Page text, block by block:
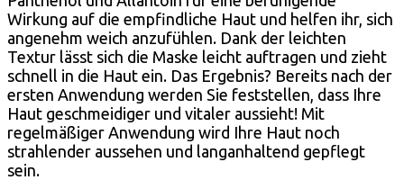
Wirkung auf die empfindliche Haut und helfen ihr, sich
angenehm weich anzufühlen. Dank der leichten
Textur lässt sich die Maske leicht auftragen und zieht
schnell in die Haut ein. Das Ergebnis? Bereits nach der
ersten Anwendung werden Sie feststellen, dass Ihre
Haut geschmeidiger und vitaler aussieht! Mit
regelmäßiger Anwendung wird Ihre Haut noch
strahlender aussehen und langanhaltend gepflegt
sein.